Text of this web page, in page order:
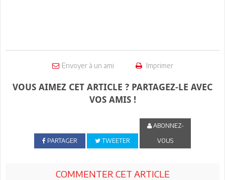
Envoyer à un ami Imprimer
VOUS AIMEZ CET ARTICLE ? PARTAGEZ-LE AVEC
VOS AMIS !
PARTAGER TWEETER
ABONNEZ-
VOUS
COMMENTER CET ARTICLE